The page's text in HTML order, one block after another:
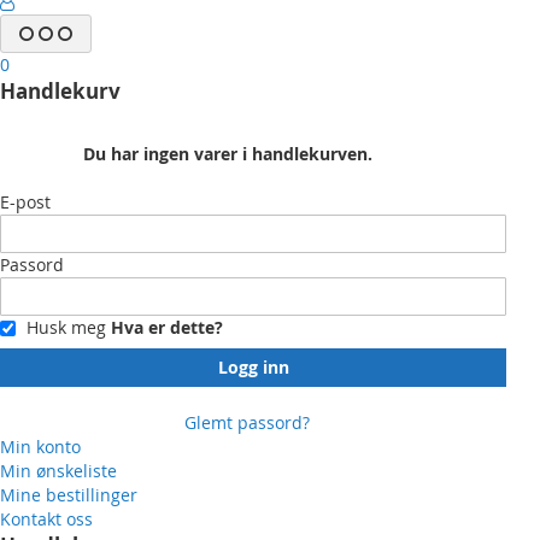
Volkswagen Golf VII (AU)2 08/2012 - 02/2017
Volkswagen Passat B8 (3G) 07/2014 - 05/2019
Volkswagen Sportsvan 02/2014 - 06/2020
Volkswagen T6.1 (7H/7J) 2019 ->
Merk:
Grensesnittet er ikke kompatibelt med
nødanropssystemet, e-Golf, Golf GTE og kjøretøy med
Facelift. Vennligst merk at visse kjøretøyinnstillinger kan
gå tapt (f.eks. trafikkskiltgjenkjenning osv.). Noen andre
funksjoner eller innstillinger blir bevart, men de må
0
Handlekurv
Du har ingen varer i handlekurven.
E-post
Passord
Husk meg Hva er dette?
Logg inn
Glemt passord?
Min konto
Min ønskeliste
Mine bestillinger
Kontakt oss